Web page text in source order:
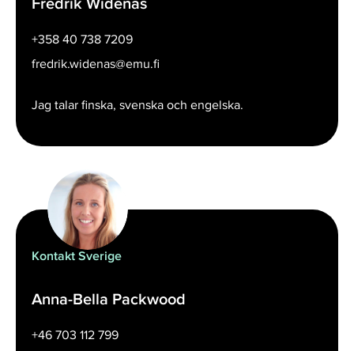
+358 40 738 7209
fredrik.widenas@emu.fi
Jag talar finska, svenska och engelska.
Kontakt Sverige
Anna-Bella Packwood
+46 703 112 799